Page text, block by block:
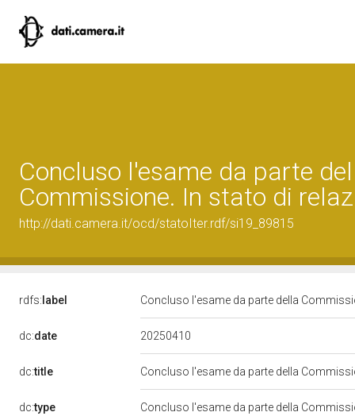
Concluso l'esame da parte
Commissione. In stato di
http://dati.camera.it/ocd/statoIter.rdf/si19_89815
rdfs: label Concluso l'esame da parte della
dc:date 20250410
dc:title Concluso l'esame da parte della
dc:type Concluso l'esame da parte della